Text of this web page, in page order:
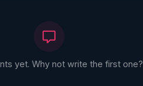
yet. Why not write the first one?